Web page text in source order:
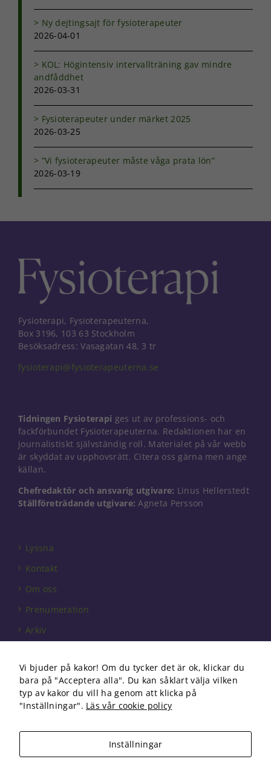
Ny dejtingsajt för fysioterapeuter
2026-04-01
KOL: Högintensiv intervallträning gav mindre
andfåddhet
2026-03-31
Fysioterapeuter under märket 2025
2026-03-25
”Vi fysioterapeuter måste våga prata lön”
2026-03-19
Fysioterapi, Fysioterapeuterna,
Box 3196, 103 63 Stockholm
Besöksadress: Vasagatan 48, 3 tr
fysioterapi@fysioterapeuterna.se
Tidningen Fysioterapi ges ut av professions- och
fackförbundet Fysioterapeuterna. Redaktionen har en
journalistiskt självständig roll. Materialet på vår webb
är skyddat av upphovsrätt. Citera oss gärna men ange
källan.
Chefredaktör och ansvarig utgivare: Linus Hellerstedt
Ställföreträdande utgivare: Agneta Persson
Lyssna
Kontakt
Om oss
Prenumeration
Arkiv
Förbundet
Om cookies
Vi bjuder på kakor! Om du tycker det är ok, klickar du
bara på "Acceptera alla". Du kan såklart välja vilken
typ av kakor du vill ha genom att klicka på
"Inställningar". Läs vår cookie policy
Inställningar